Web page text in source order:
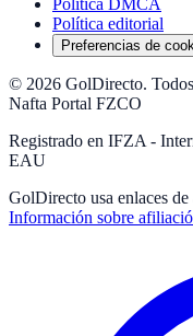
Política editorial
Preferencias de
© 2026 GolDirecto.
Nafta Portal FZCO
Registrado en IFZA -
EAU
GolDirecto usa enlaces
Información sobre